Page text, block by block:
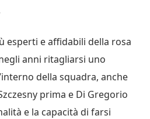
esperti e affidabili della rosa
anni ritagliarsi uno
della squadra, anche
prima e Di Gregorio
e la capacità di farsi